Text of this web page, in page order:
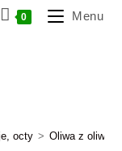
0 Menu
octy > Oliwa z oliwek